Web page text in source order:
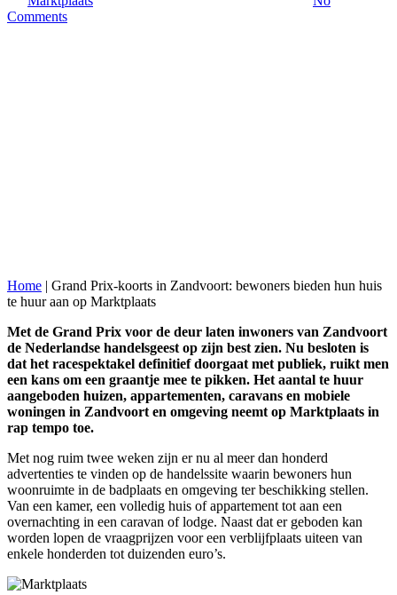
Comments
Home | Grand Prix-koorts in Zandvoort: bewoners bieden hun huis
te huur aan op Marktplaats
Met de Grand Prix voor de deur laten inwoners van Zandvoort
de Nederlandse handelsgeest op zijn best zien. Nu besloten is
dat het racespektakel definitief doorgaat met publiek, ruikt men
een kans om een graantje mee te pikken. Het aantal te huur
aangeboden huizen, appartementen, caravans en mobiele
woningen in Zandvoort en omgeving neemt op Marktplaats in
rap tempo toe.
Met nog ruim twee weken zijn er nu al meer dan honderd
advertenties te vinden op de handelssite waarin bewoners hun
woonruimte in de badplaats en omgeving ter beschikking stellen.
Van een kamer, een volledig huis of appartement tot aan een
overnachting in een caravan of lodge. Naast dat er geboden kan
worden lopen de vraagprijzen voor een verblijfplaats uiteen van
enkele honderden tot duizenden euro’s.